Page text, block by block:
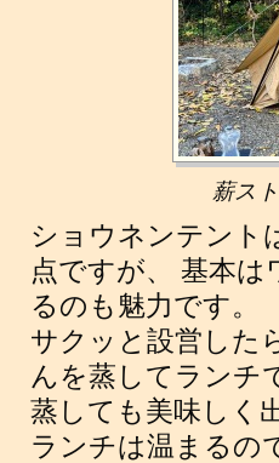
薪ス
ショウネンテント
点ですが、 基本
るのも魅力です。
サクッと設営した
んを蒸してランチ
蒸しても美味しく
ランチは温まるの